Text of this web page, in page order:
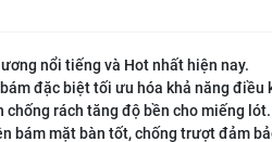
nổi tiếng và Hot nhất hiện nay.
đặc biệt tối ưu hóa khả năng điều
chống rách tăng độ bền cho miếng lót.
bám mặt bàn tốt, chống trượt đảm